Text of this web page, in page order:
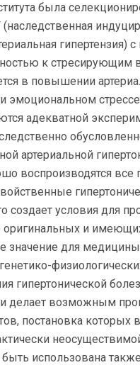
была
гипертензия)
к стресирующим
в повышении
эмоциональном
адекватной
артериальной
воспроизводятся все
создает условия для
и
значение для
гипертонической
делает возможным
постановка которых
использована